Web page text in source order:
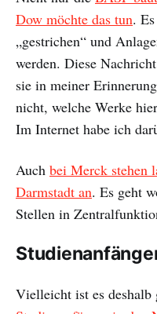
Dow möchte das tun.
„gestrichen“ und
werden. Diese
sie in meiner
nicht, welche Werke
Im Internet habe ich
Auch bei Merck stehen
Darmstadt an. Es geht
Stellen in
Vielleicht ist es deshalb